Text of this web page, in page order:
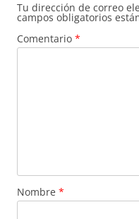
Tu dirección de correo
campos obligatorios
Comentario *
Nombre *